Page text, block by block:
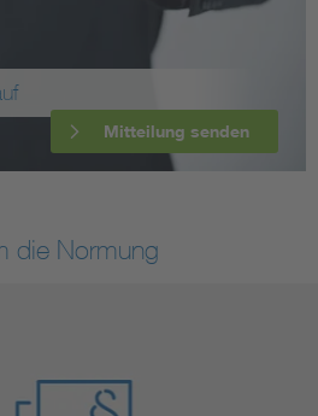
Mitteilung senden
die Normung